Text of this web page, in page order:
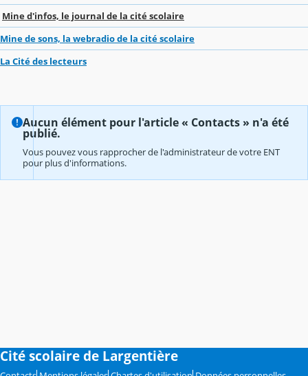
Mine d'infos, le journal de la cité scolaire
Mine de sons, la webradio de la cité scolaire
La Cité des lecteurs
Aucun élément pour l'article « Contacts » n'a été
publié.
Vous pouvez vous rapprocher de l'administrateur de votre ENT
pour plus d'informations.
Cité scolaire de Largentière